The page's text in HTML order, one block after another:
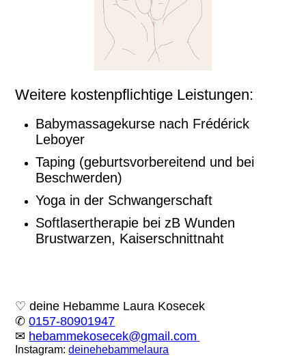
Weitere kostenpflichtige Leistungen:
Babymassagekurse nach Frédérick
Leboyer
Taping (geburtsvorbereitend und bei
Beschwerden)
Yoga in der Schwangerschaft
Softlasertherapie bei zB Wunden
Brustwarzen, Kaiserschnittnaht
♡deine Hebamme Laura Kosecek
✆0157-80901947
✉ hebammekosecek@gmail.com
Instagram:deinehebammelaura